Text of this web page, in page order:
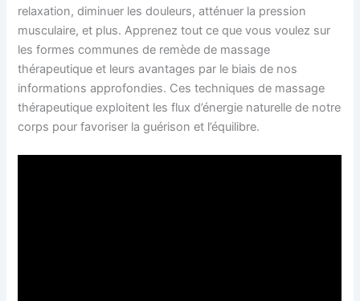
relaxation, diminuer les douleurs, atténuer la pression
musculaire, et plus. Apprenez tout ce que vous voulez sur
les formes communes de remède de massage
thérapeutique et leurs avantages par le biais de nos
informations approfondies. Ces techniques de massage
thérapeutique exploitent les flux d’énergie naturelle de notre
corps pour favoriser la guérison et l’équilibre.